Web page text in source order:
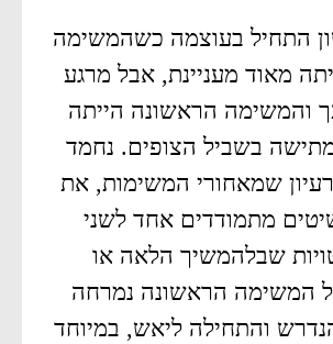
התחיל בעוצמה כשהמשימה
מאוד מעניינת, אבל מרגע
והמשימה הראשונה הייתה
בשביל הצופים. נחמד
שמאחורי המשימות, את
מתמודדים אחד לשני
שבלהמשיך הלאה או
המשימה הראשונה נמרחה
והתחילה ליאש, במיוחד